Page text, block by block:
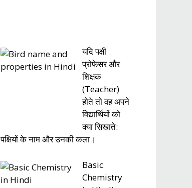
यदि पक्षी
प्रोफेसर और
शिक्षक
(Teacher)
होते तो वह अपने
विद्यार्थियों को
क्या सिखाते:
पक्षियों के नाम और उनकी कला।
Basic
Chemistry